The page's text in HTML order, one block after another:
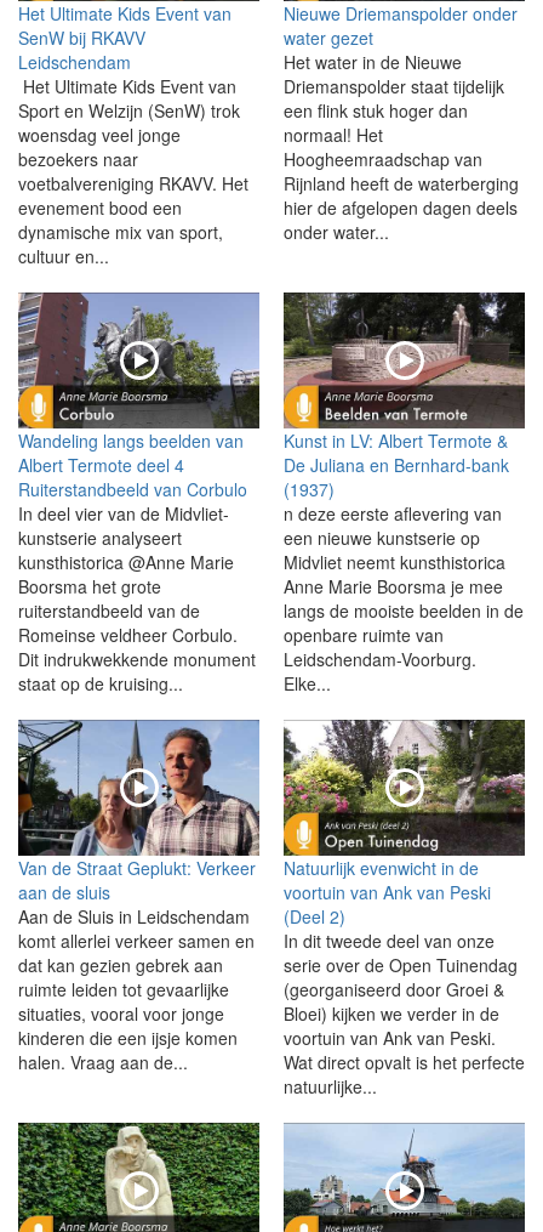
Het Ultimate Kids Event van
SenW bij RKAVV
Leidschendam
Het Ultimate Kids Event van
Sport en Welzijn (SenW) trok
woensdag veel jonge
bezoekers naar
voetbalvereniging RKAVV. Het
evenement bood een
dynamische mix van sport,
cultuur en...
Nieuwe Driemanspolder onder
water gezet
Het water in de Nieuwe
Driemanspolder staat tijdelijk
een flink stuk hoger dan
normaal! Het
Hoogheemraadschap van
Rijnland heeft de waterberging
hier de afgelopen dagen deels
onder water...
Wandeling langs beelden van
Albert Termote deel 4
Ruiterstandbeeld van Corbulo
In deel vier van de Midvliet-
kunstserie analyseert
kunsthistorica @Anne Marie
Boorsma het grote
ruiterstandbeeld van de
Romeinse veldheer Corbulo.
Dit indrukwekkende monument
staat op de kruising...
Kunst in LV: Albert Termote &
De Juliana en Bernhard-bank
(1937)
n deze eerste aflevering van
een nieuwe kunstserie op
Midvliet neemt kunsthistorica
Anne Marie Boorsma je mee
langs de mooiste beelden in de
openbare ruimte van
Leidschendam-Voorburg.
Elke...
Van de Straat Geplukt: Verkeer
aan de sluis
Aan de Sluis in Leidschendam
komt allerlei verkeer samen en
dat kan gezien gebrek aan
ruimte leiden tot gevaarlijke
situaties, vooral voor jonge
kinderen die een ijsje komen
halen. Vraag aan de...
Natuurlijk evenwicht in de
voortuin van Ank van Peski
(Deel 2)
In dit tweede deel van onze
serie over de Open Tuinendag
(georganiseerd door Groei &
Bloei) kijken we verder in de
voortuin van Ank van Peski.
Wat direct opvalt is het perfecte
natuurlijke...